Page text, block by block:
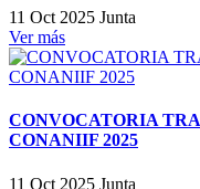
11 Oct 2025 Junta
Ver más
CONVOCATORIA
CONANIIF 2025
11 Oct 2025 Junta